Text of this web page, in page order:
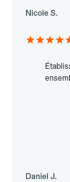
Nicole S.
Daniel J.